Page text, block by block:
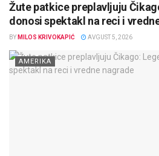
Žute patkice preplavljuju
donosi spektakl na reci i
BY MILOS KRIVOKAPIĆ AVGUST 5, 2026
AMERIKA